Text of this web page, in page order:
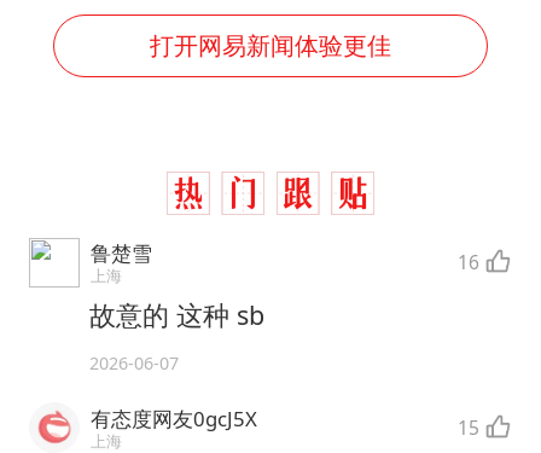
打开网易新闻体验更佳
鲁楚雪
上海 16
故意的 这种 sb
2026-06-07
有态度网友0gcJ5X
上海 15